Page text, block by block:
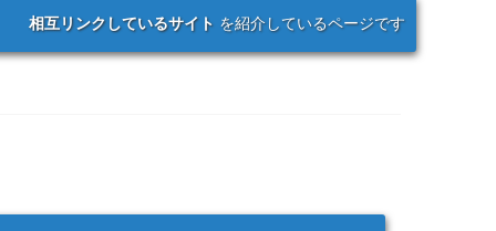
相互リンクしているサイト を紹介しているページです